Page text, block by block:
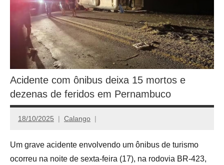
Acidente com ônibus deixa 15 mortos e
dezenas de feridos em Pernambuco
18/10/2025 Calango
Um grave acidente envolvendo um ônibus de turismo
ocorreu na noite de sexta-feira (17), na rodovia BR-423,